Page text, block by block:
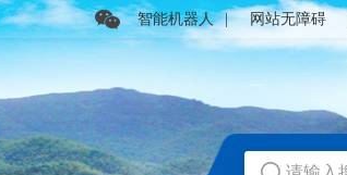
智能机器人 | 网站无障碍